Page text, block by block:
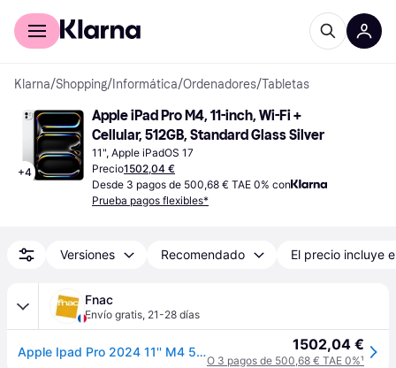
Comprar con Klarna
Klarna/Shopping/ Informática/Ordenadores/Tabletas
+4
Apple iPad Pro M4, 11-inch, Wi-Fi +
Cellular, 512GB, Standard Glass Silver
11", Apple iPadOS 17
Precio1502,04 €
Desde 3 pagos de 500,68 € TAE 0% con
Prueba pagos flexibles*
Versiones Recomendado El precio incluye
Fnac
Envío gratis, 21-28 días
Apple Ipad Pro 2024 11'' M4 512gb Cellular Plata 1502,04 €
O 3 pagos de 500,68 € TAE 0%¹